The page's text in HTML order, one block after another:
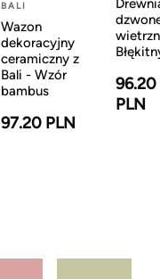
BALI
Wazon
dekoracyjny
ceramiczny z
Bali - Wzór
bambus
97.20 PLN
96.20
PLN